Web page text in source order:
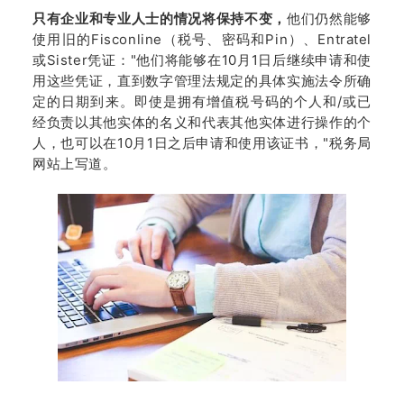
只有企业和专业人士的情况将保持不变，他们仍然能够
使用旧的Fisconline（税号、密码和Pin）、Entratel
或Sister凭证："他们将能够在10月1日后继续申请和使
用这些凭证，直到数字管理法规定的具体实施法令所确
定的日期到来。即使是拥有增值税号码的个人和/或已
经负责以其他实体的名义和代表其他实体进行操作的个
人，也可以在10月1日之后申请和使用该证书，"税务局
网站上写道。